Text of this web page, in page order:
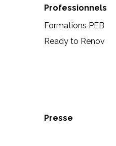
Professionnels
Formations PEB
Ready to Renov
Presse